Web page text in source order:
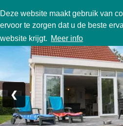
Deze website maakt gebruik van
ervoor te zorgen dat u de beste
website krijgt. Meer info
Karperbungalow
Foto 1/24
❮